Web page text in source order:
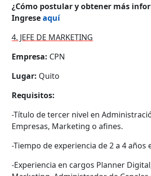
¿Cómo postular y obtener más
Ingreseaquí
4. JEFE DE MARKETING
Empresa: CPN
Lugar: Quito
Requisitos:
-Título de tercer nivel en
Empresas, Marketing o afines.
-Tiempo de experiencia de 2 a 4 años
-Experiencia en cargos Planner